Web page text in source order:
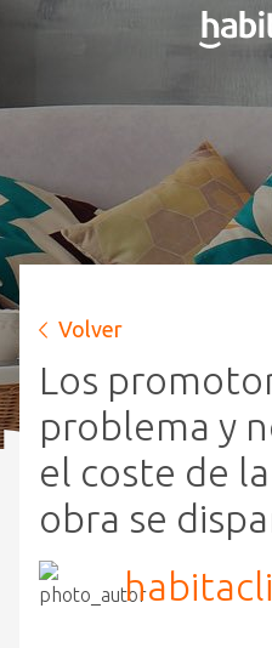
Volver
Los
problema y
el coste de
obra se